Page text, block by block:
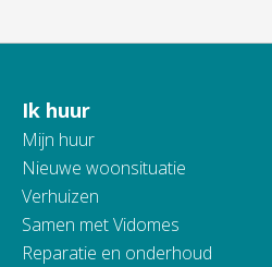
Contactinformatie
Ik huur
Mijn huur
Nieuwe woonsituatie
Verhuizen
Samen met Vidomes
Reparatie en onderhoud